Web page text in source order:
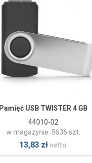
Pamięć USB TWISTER 4 GB
44010-02
w magazynie: 5636 szt.
13,83 zł netto